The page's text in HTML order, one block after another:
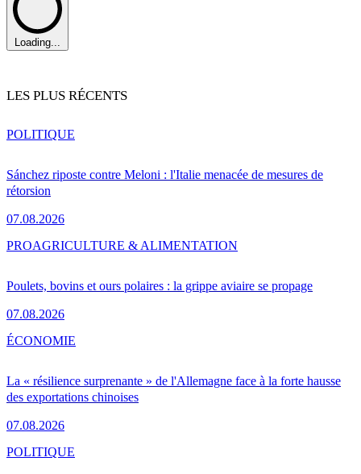
Loading...
LES PLUS RÉCENTS
Sánchez riposte contre Meloni : l'Italie menacée de mesures de
rétorsion
07.08.2026
POLITIQUE
Poulets, bovins et ours polaires : la grippe aviaire se propage
07.08.2026
PROAGRICULTURE & ALIMENTATION
La « résilience surprenante » de l'Allemagne face à la forte hausse
des exportations chinoises
07.08.2026
ÉCONOMIE
POLITIQUE